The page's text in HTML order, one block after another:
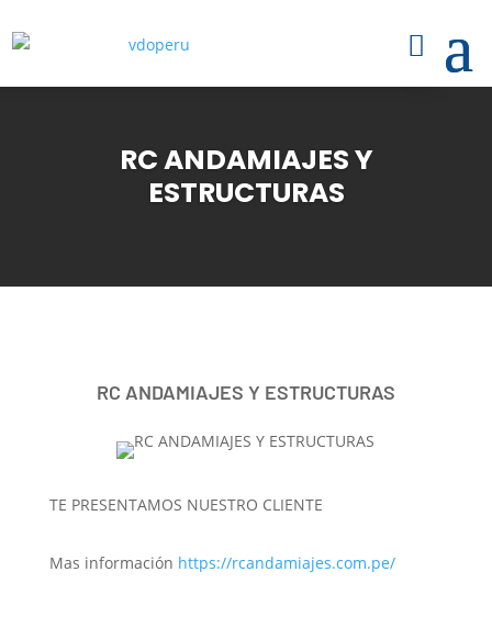
RC ANDAMIAJES Y
ESTRUCTURAS
RC ANDAMIAJES Y ESTRUCTURAS
TE PRESENTAMOS NUESTRO CLIENTE
Mas información https://rcandamiajes.com.pe/